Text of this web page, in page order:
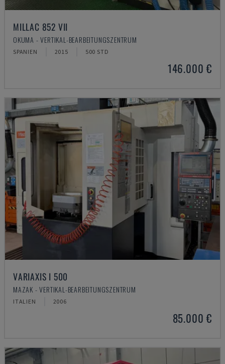
MILLAC 852 VII
OKUMA - VERTIKAL-BEARBEITUNGSZENTRUM
SPANIEN 2015 500 STD
146.000 €
VARIAXIS I 500
MAZAK - VERTIKAL-BEARBEITUNGSZENTRUM
ITALIEN 2006
85.000 €